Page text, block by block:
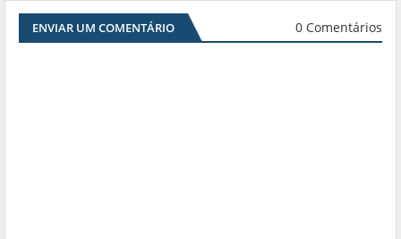
ENVIAR UM COMENTÁRIO 0 Comentários